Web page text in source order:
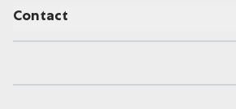
Contact